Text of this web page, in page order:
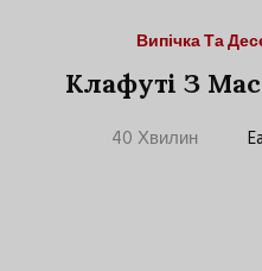
Випічка Та
Клафуті З
40 Хвилин